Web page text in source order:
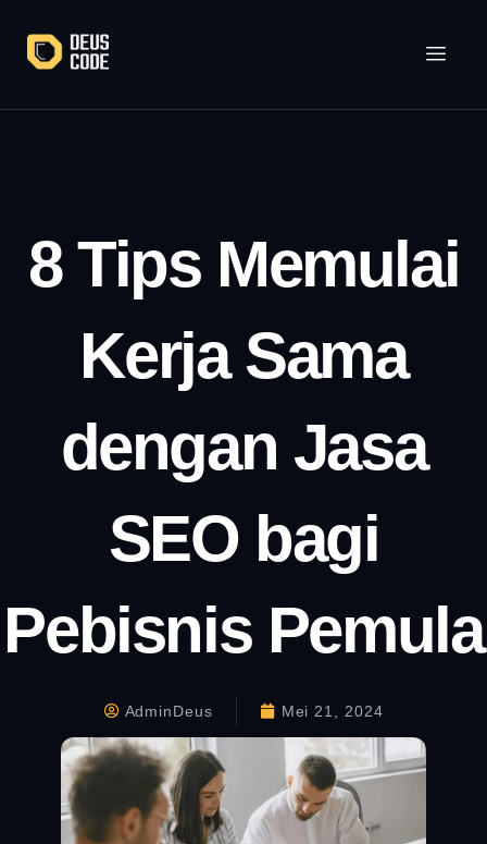
konten
8 Tips Memulai
Kerja Sama
dengan Jasa
SEO bagi
Pebisnis Pemula
AdminDeus Mei 21, 2024